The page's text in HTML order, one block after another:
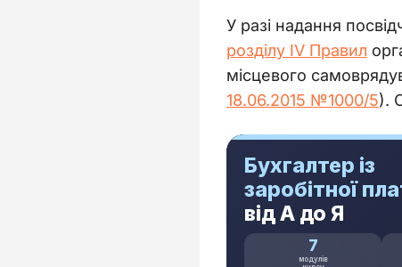
У разі надання
розділу IV Правил
місцевого
18.06.2015 №1000/5).